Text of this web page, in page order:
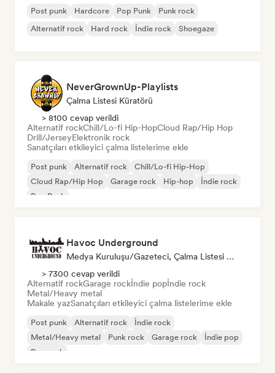
Post punk Hardcore Pop Punk
Punk rock
Alternatif rock
Hard rock İndie rock Shoegaze
NeverGrownUp-Playlists
Çalma Listesi Küratörü
> 8100 cevap verildi
Alternatif rockChill/Lo-fi Hip-HopCloud Rap/Hip Hop
Drill/JerseyElektronik rock
Sanatçıları etkileyici çalma listelerime ekle
Post punk Alternatif rock
Chill/Lo-fi Hip-Hop
Cloud Rap/Hip Hop
Garage rock Hip-hop
İndie rock
Pop Punk
Havoc Underground
Medya Kuruluşu/Gazeteci, Çalma Listesi Küratörü
> 7300 cevap verildi
Alternatif rockGarage rockİndie popİndie rock
Metal/Heavy metal
Makale yazSanatçıları etkileyici çalma listelerime ekle
Post punk Alternatif rock
İndie rock
Metal/Heavy metal
Punk rock Garage rock
İndie pop
Pop rock